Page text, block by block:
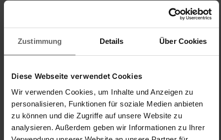
Zustimmung Details Über Cookies
Diese Webseite verwendet Cookies
Wir verwenden Cookies, um Inhalte und Anzeigen zu
personalisieren, Funktionen für soziale Medien anbieten
zu können und die Zugriffe auf unsere Website zu
analysieren. Außerdem geben wir Informationen zu Ihrer
3.75
4 avis
Trier Langue Chercher:
New content loaded